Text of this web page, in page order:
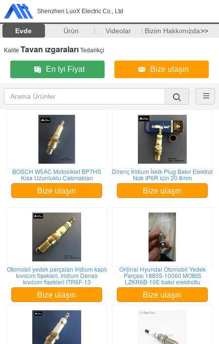
Shenzhen LuoX Electric Co., Ltd
Evde Ürün Videolar Bizim Hakkımızda>>
Kalite Tavan ızgaraları Tedarikçi
En Iyi Fiyat Bize ulaşın
BOSCH W5AC Motosiklet BP7HS
Kısa Uzunluklu Çakmakları
Bize ulaşın
Direnç İridium İskik Plug Bakır Elektrot
Ngk IP6R için 20.8mm
Bize ulaşın
Otomobil yedek parçaları Iridium kaplı
kıvılcım fişekleri, Iridium Denso
kıvılcım fişekleri ITR6F-13
Bize ulaşın
Orijinal Hyundai Otomobil Yedek
Parçası 18855-10060 MOBIS
LZKR6B-10E bakır elektrotlu
Bize ulaşın